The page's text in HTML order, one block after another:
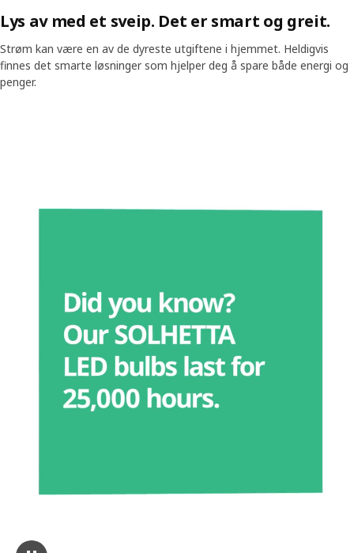
Lys av med et sveip. Det er smart og greit.
Strøm kan være en av de dyreste utgiftene i hjemmet. Heldigvis
finnes det smarte løsninger som hjelper deg å spare både energi og
penger.